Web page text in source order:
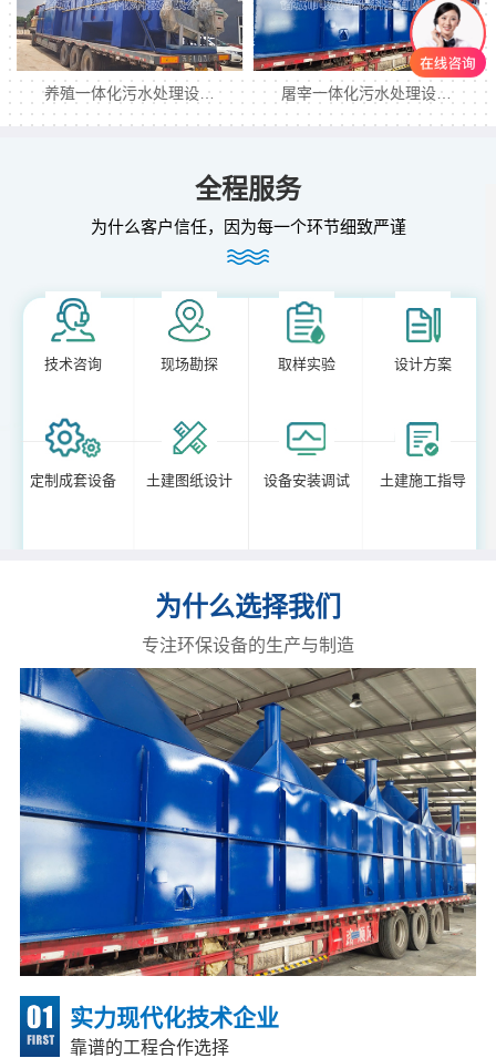
养殖一体化污水处理设… 屠宰一体化污水处理设…
全程服务
为什么客户信任，因为每一个环节细致严谨
技术咨询 现场勘探 取样实验 设计方案
定制成套设备 土建图纸设计 设备安装调试 土建施工指导
为什么选择我们
专注环保设备的生产与制造
实力现代化技术企业
靠谱的工程合作选择